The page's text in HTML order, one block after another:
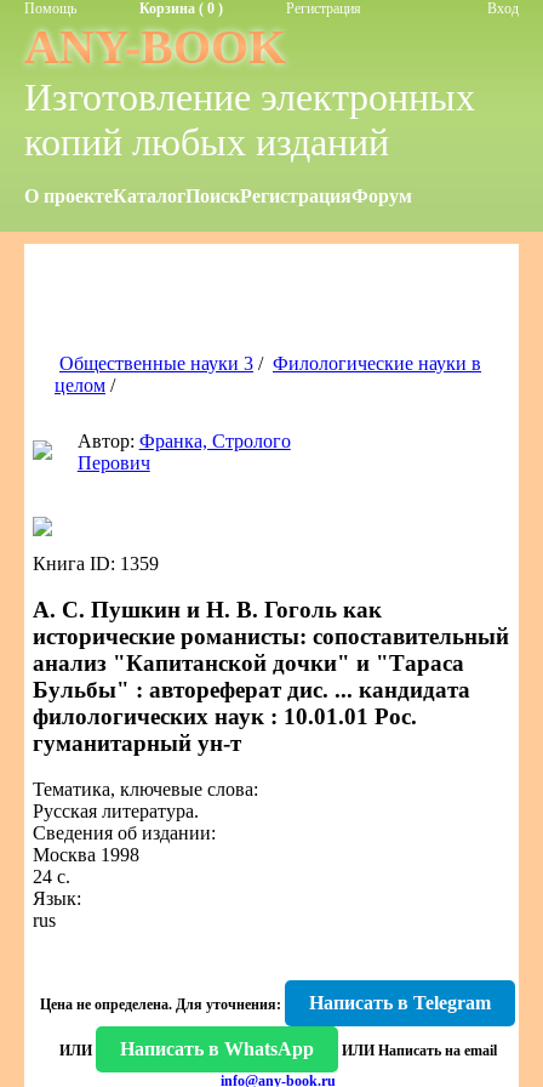
Помощь Корзина ( 0 ) Регистрация Вход
ANY-BOOK
Изготовление электронных
копий любых изданий
О проектеКаталогПоискРегистрацияФорум
Общественные науки 3 / Филологические науки в
целом /
Автор: Франка, Стролого
Перович
Книга ID: 1359
А. С. Пушкин и Н. В. Гоголь как
исторические романисты: сопоставительный
анализ "Капитанской дочки" и "Тараса
Бульбы" : автореферат дис. ... кандидата
филологических наук : 10.01.01 Рос.
гуманитарный ун-т
Тематика, ключевые слова:
Русская литература.
Сведения об издании:
Москва 1998
24 с.
Язык:
rus
Цена не определена. Для уточнения: Написать в Telegram
ИЛИ Написать в WhatsApp ИЛИ Написать на email
info@any-book.ru